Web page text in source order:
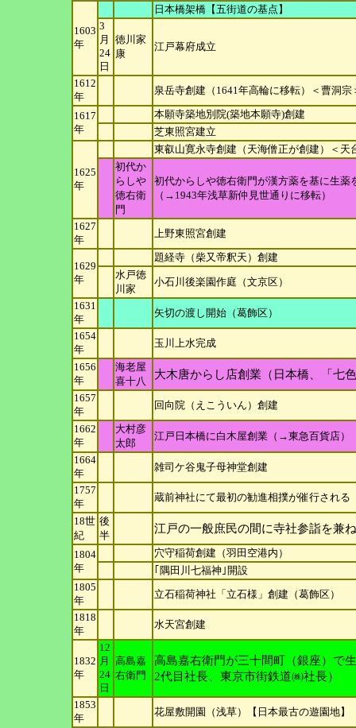
1603
年
日本橋架橋【五街道の基点】
3
月
24
日
徳川家
康
江戸幕府成立
1612
年
泉岳寺創建（1641年高輪に移転）＜曹洞宗
1617
年
本願寺築地別院(築地本願寺)創建
芝東照宮建立
1625
年
東叡山寛永寺創建（天海僧正が創建）＜天
初代か
らしや
徳右衛
門
初代からしや徳右衛門が漢方薬を基に生
（→1943年浅草新仲見世通りに移転）
1627
年
上野東照宮創建
1629
年
題経寺（柴又帝釈天）創建
水戸徳
川家
小石川後楽園作庭（文京区）
1631
年
矢切の渡し開始（葛飾区）
1654
年
玉川上水完成
1656
年
海老屋
喜十八
大木唐からし店創業（日本橋、「七
1657
年
回向院（えこういん）創建
1662
年
大村彦
太郎
江戸日本橋に白木屋創業（→東急百貨店）
1664
年
雑司ケ谷鬼子母神堂創建
1757
年
蔵前神社にて最初の勧進相撲が催行される
18世
紀
後
半
江戸の一般庶民の間に寺社参詣を兼
1804
年
穴守稲荷創建（羽田空港内）
｢隅田川七福神｣開設
1805
年
立石稲荷神社「立石様」創建（葛飾区）
1818
年
水天宮創建
1832
年
12
月
24
日
高島嘉
右衛門
高島嘉右衛門が三十間町（銀座）で
2代目社長、東京市街鉄道㈱社長）
1853
年
花屋敷開園（浅草）【日本最古の遊園地】